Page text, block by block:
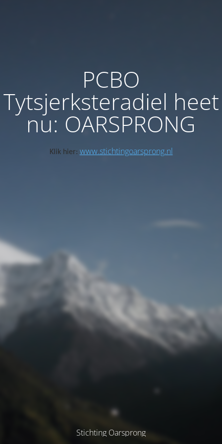
PCBO
Tytsjerksteradiel heet
nu: OARSPRONG
Klik hier: www.stichtingoarsprong.nl
Stichting Oarsprong